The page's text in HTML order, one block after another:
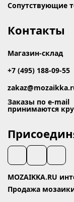
Сопутствующие
Контакты
Магазин-склад
+7 (495) 188-09-55
Заказы по e-mail
принимаются
MOZAIKKA.RU
Продажа